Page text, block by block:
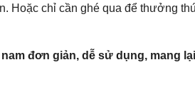
Hoặc chỉ cần ghé qua để thưởng
đơn giản, dễ sử dụng, mang